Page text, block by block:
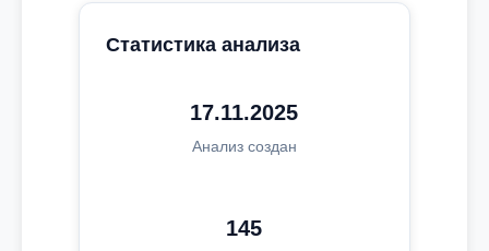
Статистика анализа
17.11.2025
Анализ создан
145